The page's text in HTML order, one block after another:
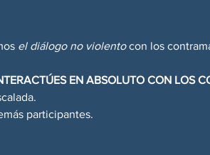
el diálogo no violento con los
EN ABSOLUTO CON LOS
participantes.